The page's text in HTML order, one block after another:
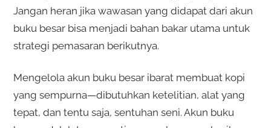
Jangan heran jika wawasan yang didapat dari akun
buku besar bisa menjadi bahan bakar utama untuk
strategi pemasaran berikutnya.
Mengelola akun buku besar ibarat membuat kopi
yang sempurna—dibutuhkan ketelitian, alat yang
tepat, dan tentu saja, sentuhan seni. Akun buku